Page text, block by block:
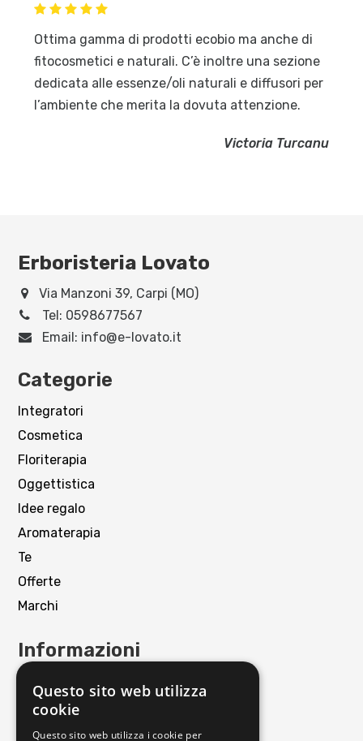
Ottima gamma di prodotti ecobio ma anche di
fitocosmetici e naturali. C’è inoltre una sezione
dedicata alle essenze/oli naturali e diffusori per
l’ambiente che merita la dovuta attenzione.
Victoria Turcanu
Erboristeria Lovato
Via Manzoni 39, Carpi (MO)
Tel: 0598677567
Email: info@e-lovato.it
Categorie
Integratori
Cosmetica
Floriterapia
Oggettistica
Idee regalo
Aromaterapia
Te
Offerte
Marchi
Informazioni
Punto Vendita
Questo sito web utilizza
cookie
Questo sito web utilizza i cookie per